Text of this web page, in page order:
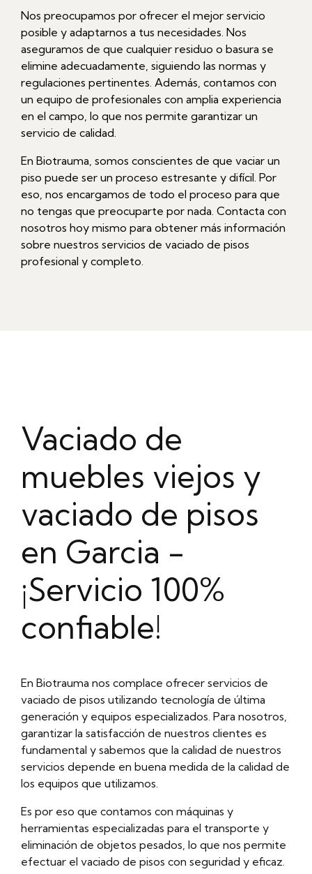
Nos preocupamos por ofrecer el mejor servicio
posible y adaptarnos a tus necesidades. Nos
aseguramos de que cualquier residuo o basura se
elimine adecuadamente, siguiendo las normas y
regulaciones pertinentes. Además, contamos con
un equipo de profesionales con amplia experiencia
en el campo, lo que nos permite garantizar un
servicio de calidad.
En Biotrauma, somos conscientes de que vaciar un
piso puede ser un proceso estresante y difícil. Por
eso, nos encargamos de todo el proceso para que
no tengas que preocuparte por nada. Contacta con
nosotros hoy mismo para obtener más información
sobre nuestros servicios de vaciado de pisos
profesional y completo.
Vaciado de
muebles viejos y
vaciado de pisos
en Garcia -
¡Servicio 100%
confiable!
En Biotrauma nos complace ofrecer servicios de
vaciado de pisos utilizando tecnología de última
generación y equipos especializados. Para nosotros,
garantizar la satisfacción de nuestros clientes es
fundamental y sabemos que la calidad de nuestros
servicios depende en buena medida de la calidad de
los equipos que utilizamos.
Es por eso que contamos con máquinas y
herramientas especializadas para el transporte y
eliminación de objetos pesados, lo que nos permite
efectuar el vaciado de pisos con seguridad y eficaz.